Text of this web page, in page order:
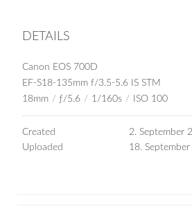
DETAILS
Canon EOS 700D
EF-S18-135mm f/3.5-5.6 IS STM
18mm / ƒ/5.6 / 1/160s / ISO 100
Created
2. September
Uploaded
18.